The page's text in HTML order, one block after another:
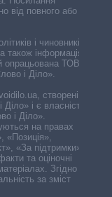
від повного або
і чиновників,
інформація про
опрацьована ТОВ «ІА
і Діло».
створені ГО
і є власністю
і Діло».
на правах
«Позиція»,
«За підтримки».
та оціночні
Згідно з
за зміст